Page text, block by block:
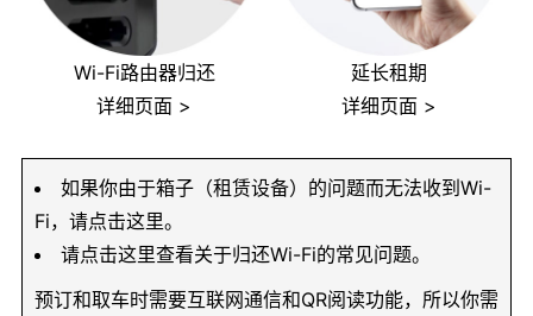
Wi-Fi路由器归还
详细页面 >
延长租期
详细页面 >
如果你由于箱子（租赁设备）的问题而无法收到Wi-
Fi，请点击这里。
请点击这里查看关于归还Wi-Fi的常见问题。
预订和取车时需要互联网通信和QR阅读功能，所以你需